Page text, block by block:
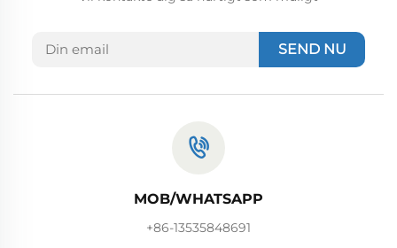
SEND NU
MOB/WHATSAPP
+86-13535848691